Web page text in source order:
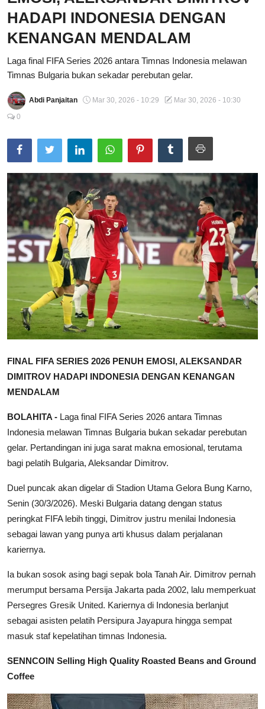
Total Sports
Contact
Pedoman Media Siber
HADAPI INDONESIA DENGAN
KENANGAN MENDALAM
Laga final FIFA Series 2026 antara Timnas Indonesia melawan
Timnas Bulgaria bukan sekadar perebutan gelar.
Abdi Panjaitan Mar 30, 2026 - 10:29
Mar 30, 2026 - 10:30
0
FINAL FIFA SERIES 2026 PENUH EMOSI, ALEKSANDAR
DIMITROV HADAPI INDONESIA DENGAN KENANGAN
MENDALAM
BOLAHITA - Laga final FIFA Series 2026 antara Timnas
Indonesia melawan Timnas Bulgaria bukan sekadar perebutan
gelar. Pertandingan ini juga sarat makna emosional, terutama
bagi pelatih Bulgaria, Aleksandar Dimitrov.
Duel puncak akan digelar di Stadion Utama Gelora Bung Karno,
Senin (30/3/2026). Meski Bulgaria datang dengan status
peringkat FIFA lebih tinggi, Dimitrov justru menilai Indonesia
sebagai lawan yang punya arti khusus dalam perjalanan
kariernya.
Ia bukan sosok asing bagi sepak bola Tanah Air. Dimitrov pernah
merumput bersama Persija Jakarta pada 2002, lalu memperkuat
Persegres Gresik United. Kariernya di Indonesia berlanjut
sebagai asisten pelatih Persipura Jayapura hingga sempat
masuk staf kepelatihan timnas Indonesia.
SENNCOIN Selling High Quality Roasted Beans and Ground
Coffee